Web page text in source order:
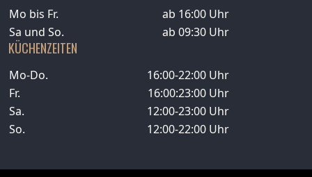
Mo bis Fr.
ab 16:00 Uhr
Sa und So.
ab 09:30 Uhr
KÜCHENZEITEN
Mo-Do.
16:00-22:00 Uhr
Fr.
16:00:23:00 Uhr
Sa.
12:00-23:00 Uhr
So.
12:00-22:00 Uhr